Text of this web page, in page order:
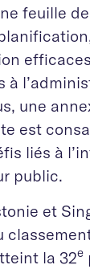
feuille
à
une
est
liés à
public.
et
la 32e